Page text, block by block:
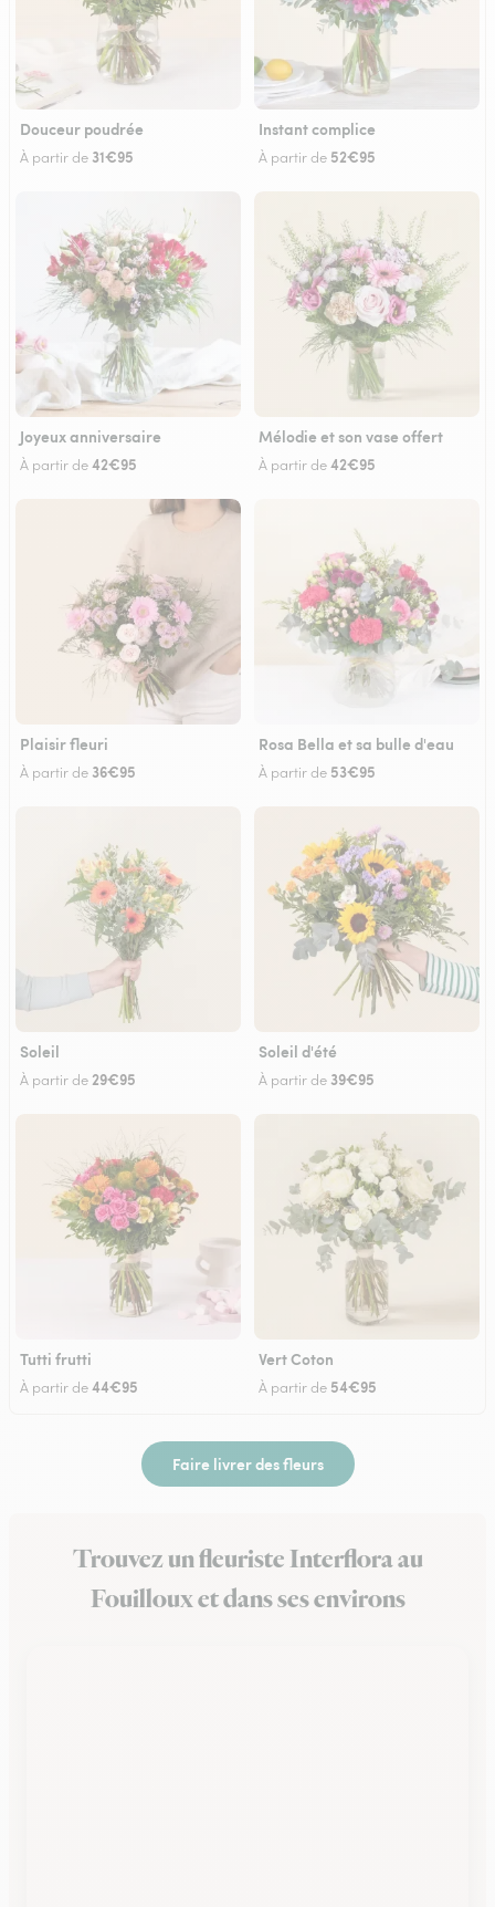
Douceur poudrée
À partir de 31€95
Instant complice
À partir de 52€95
Joyeux anniversaire
À partir de42€95
Mélodie et son vase offert
À partir de42€95
Plaisir fleuri
À partir de 36€95
Rosa Bella et sa bulle d'eau
À partir de 53€95
Soleil
À partir de 29€95
Soleil d'été
À partir de 39€95
Tutti frutti
À partir de44€95
Vert Coton
À partir de 54€95
Faire livrer des fleurs
Trouvez un fleuriste Interflora au
Fouilloux et dans ses environs